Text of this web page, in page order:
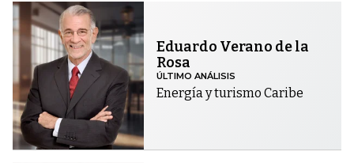
Eduardo Verano de la
Rosa
ÚLTIMO ANÁLISIS
Energía y turismo Caribe